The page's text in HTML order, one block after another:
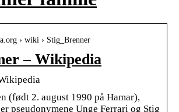
› wiki › Stig_Brenner
– Wikipedia
(født 2. august 1990 på Hamar),
pseudonymene Unge Ferrari og Stig